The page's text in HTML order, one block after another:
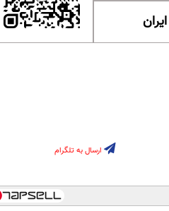
ارسال به تلگرام